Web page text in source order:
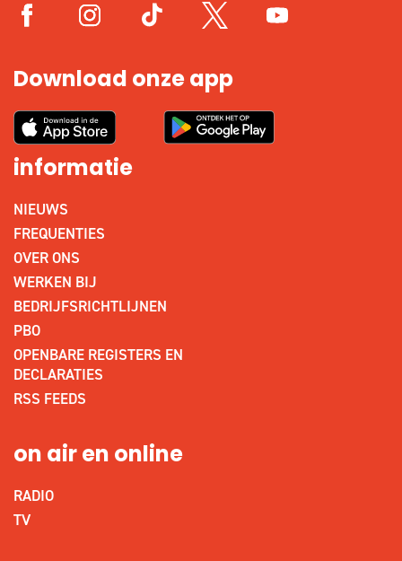
Download onze app
informatie
NIEUWS
FREQUENTIES
OVER ONS
WERKEN BIJ
BEDRIJFSRICHTLIJNEN
PBO
OPENBARE REGISTERS EN
DECLARATIES
RSS FEEDS
on air en online
RADIO
TV